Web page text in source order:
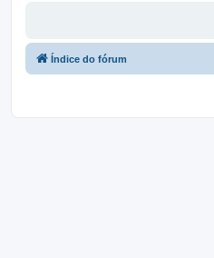
Índice do fórum